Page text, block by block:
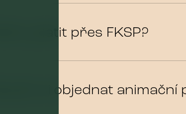
Mohu platit přes FKSP?
Musím si objednat